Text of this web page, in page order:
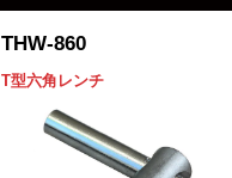
THW-860
T型六角レンチ